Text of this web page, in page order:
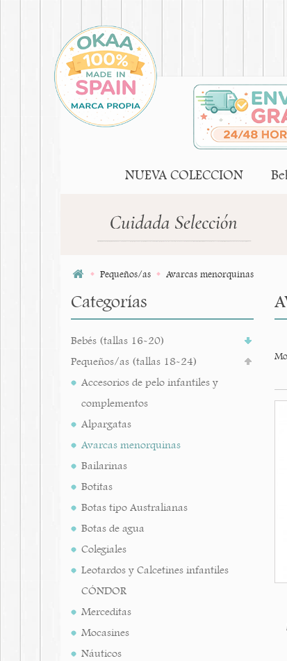
NUEVA COLECCION
Pequeños/as Avarcas menorquinas
Categorías
Bebés (tallas 16-20)
Pequeños/as (tallas 18-24)
Accesorios de pelo infantiles y
complementos
Alpargatas
Avarcas menorquinas
Bailarinas
Botitas
Botas tipo Australianas
Botas de agua
Colegiales
Leotardos y Calcetines infantiles
CÓNDOR
Merceditas
Mocasines
Náuticos